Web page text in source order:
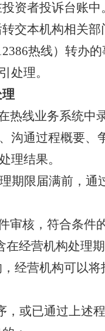
资者投诉台账中
交本机构相关部
热线） 转办的
处理。
热线业务系统中
通过程概要、
理结果。
期限届满前，通
审核，符合条件
在经营机构处理
经营机构可以
或已通过上述